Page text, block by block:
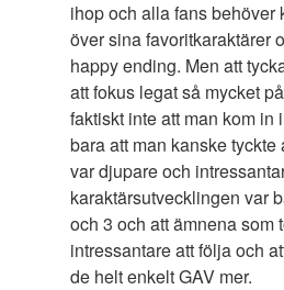
ihop och alla fans behöver
över sina favoritkaraktärer
happy ending. Men att
att fokus legat så mycket
faktiskt inte att man kom in
bara att man kanske tyckte
var djupare och
karaktärsutvecklingen var
och 3 och att ämnena som
intressantare att följa och
de helt enkelt GAV mer.